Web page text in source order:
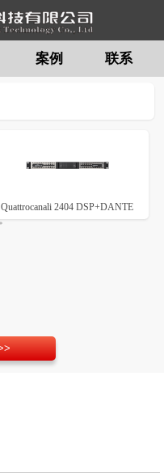
案例 联系
Quattrocanali 2404 DSP+DANTE